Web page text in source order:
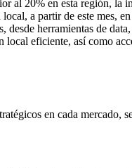
al 20% en esta región, la
a partir de este mes,
herramientas de
eficiente, así como
en cada mercado,